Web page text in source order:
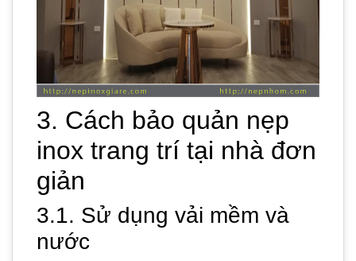
3. Cách bảo quản nẹp
inox trang trí tại nhà đơn
giản
3.1. Sử dụng vải mềm và
nước